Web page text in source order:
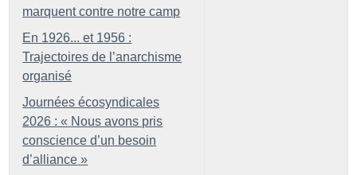
marquent contre notre camp
En 1926... et 1956 :
Trajectoires de l’anarchisme
organisé
Journées écosyndicales
2026 : « Nous avons pris
conscience d’un besoin
d’alliance »